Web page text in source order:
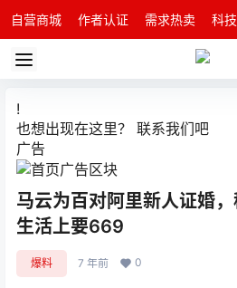
自营商城 作者认证 需求热卖 科
!
也想出现在这里？ 联系我们吧
广告
马云为百对阿里新人证婚
生活上要669
爆料 7 年前 0